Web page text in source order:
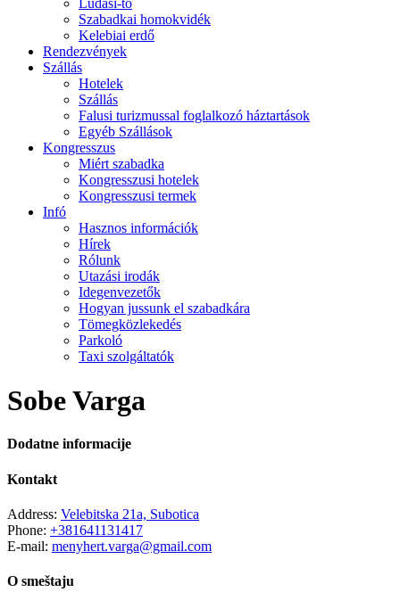
Ludasi-tó
Szabadkai homokvidék
Kelebiai erdő
Rendezvények
Szállás
Hotelek
Szállás
Falusi turizmussal foglalkozó háztartások
Egyéb Szállások
Kongresszus
Miért szabadka
Kongresszusi hotelek
Kongresszusi termek
Infó
Hasznos információk
Hírek
Rólunk
Utazási irodák
Idegenvezetők
Hogyan jussunk el szabadkára
Tömegközlekedés
Parkoló
Taxi szolgáltatók
Sobe Varga
Dodatne informacije
Kontakt
Address: Velebitska 21a, Subotica
Phone: +381641131417
E-mail: menyhert.varga@gmail.com
O smeštaju